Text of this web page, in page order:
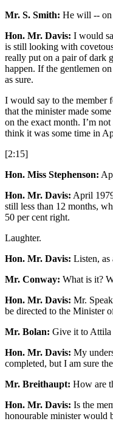
Mr. S. Smith: He will -- on
Hon. Mr. Davis: I would
is still looking with
really put on a pair of dark
happen. If the gentlemen
as sure.
I would say to the member
that the minister made
on the exact month. I’m
think it was some time in
[2:15]
Hon. Miss Stephenson:
Hon. Mr. Davis: April
still less than 12 months,
50 per cent right.
Laughter.
Hon. Mr. Davis: Listen, as
Mr. Conway: What is it?
Hon. Mr. Davis: Mr.
be directed to the Minister
Mr. Bolan: Give it to Attila
Hon. Mr. Davis: My
completed, but I am sure
Mr. Breithaupt: How are
Hon. Mr. Davis: Is the
honourable minister would